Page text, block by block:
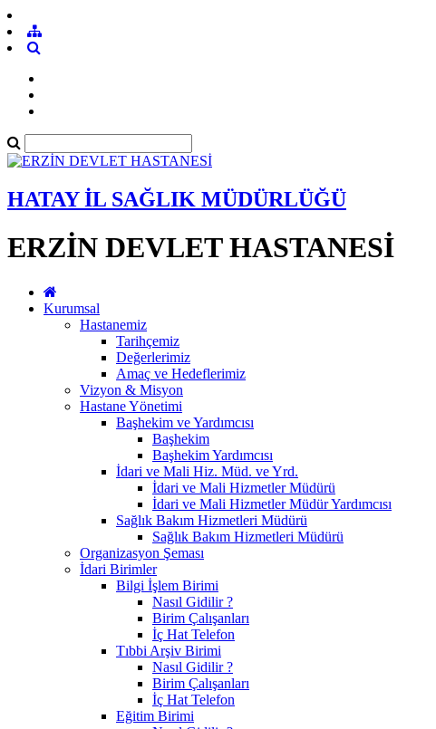
HATAY İL SAĞLIK MÜDÜRLÜĞÜ
ERZİN DEVLET HASTANESİ
Kurumsal
Hastanemiz
Tarihçemiz
Değerlerimiz
Amaç ve Hedeflerimiz
Vizyon & Misyon
Hastane Yönetimi
Başhekim ve Yardımcısı
Başhekim
Başhekim Yardımcısı
İdari ve Mali Hiz. Müd. ve Yrd.
İdari ve Mali Hizmetler Müdürü
İdari ve Mali Hizmetler Müdür Yardımcısı
Sağlık Bakım Hizmetleri Müdürü
Sağlık Bakım Hizmetleri Müdürü
Organizasyon Şeması
İdari Birimler
Bilgi İşlem Birimi
Nasıl Gidilir ?
Birim Çalışanları
İç Hat Telefon
Tıbbi Arşiv Birimi
Nasıl Gidilir ?
Birim Çalışanları
İç Hat Telefon
Eğitim Birimi